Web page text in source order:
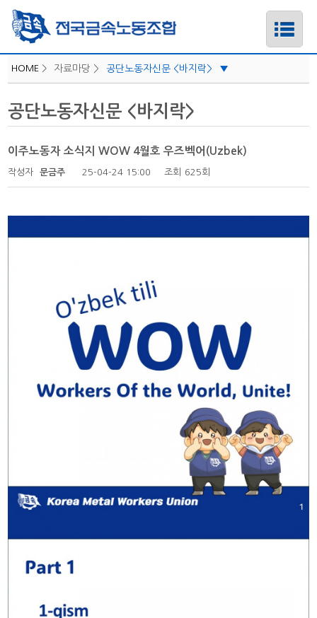
하위메뉴
하위메뉴
하위메뉴
HOME > 자료마당 > 공단노동자신문 <바지락> ▼
회의/문서
부속기구
공단노동자신문 <바지락>
이주노동자 소식지 WOW 4월호 우즈벡어(Uzbek)
작성자 문금주 25-04-24 15:00 조회 625회